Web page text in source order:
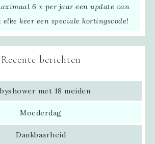
6 x per jaar een update van
keer een speciale kortingscode!
Recente berichten
met 18 meiden
Moederdag
Dankbaarheid